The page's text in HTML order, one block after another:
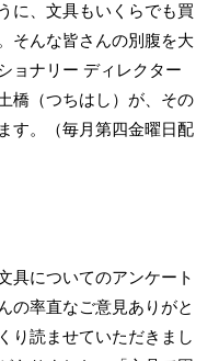
に、文具もいくらでも買
そんな皆さんの別腹を大
ョナリー ディレクター
橋（つちはし）が、その
す。（毎月第四金曜日配
具についてのアンケート
の率直なご意見ありがと
り読ませていただきまし